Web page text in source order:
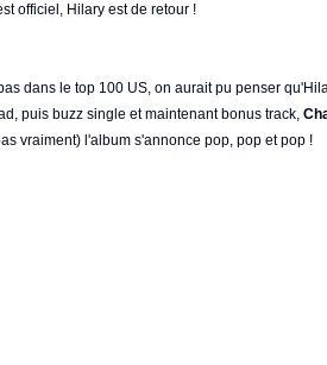
officiel, Hilary est de retour !
dans le top 100 US, on aurait pu penser
puis buzz single et maintenant bonus track,
vraiment) l'album s'annonce pop, pop et pop !